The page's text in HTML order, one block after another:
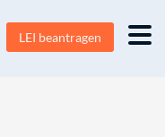
LEI beantragen